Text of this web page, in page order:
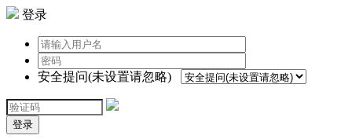
登录
安全提问(未设置请忽略)
登录